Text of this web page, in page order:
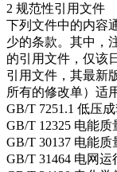
2 规范性引用文件
下列文件中的内容
少的条款。其中，
的引用文件，仅该
引用文件，其最新
所有的修改单）适
GB/T 7251.1 低压
GB/T 12325 电能
GB/T 30137 电能
GB/T 31464 电网运